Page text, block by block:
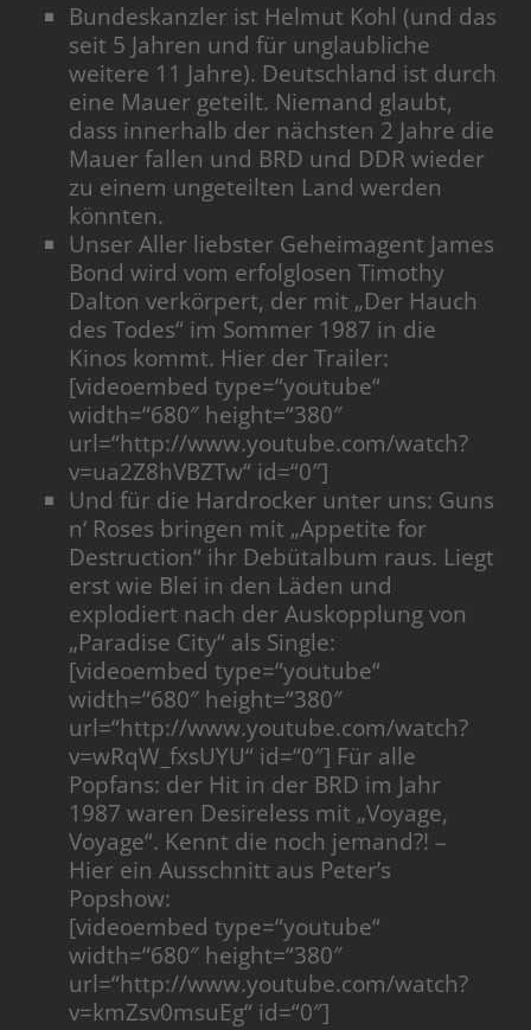
Bundeskanzler ist Helmut Kohl (und das
seit 5 Jahren und für unglaubliche
weitere 11 Jahre). Deutschland ist durch
eine Mauer geteilt. Niemand glaubt,
dass innerhalb der nächsten 2 Jahre die
Mauer fallen und BRD und DDR wieder
zu einem ungeteilten Land werden
könnten.
Unser Aller liebster Geheimagent James
Bond wird vom erfolglosen Timothy
Dalton verkörpert, der mit „Der Hauch
des Todes“ im Sommer 1987 in die
Kinos kommt. Hier der Trailer:
[videoembed type=“youtube“
width=“680″ height=“380″
url=“http://www.youtube.com/watch?
v=ua2Z8hVBZTw“ id=“0″]
Und für die Hardrocker unter uns: Guns
n‘ Roses bringen mit „Appetite for
Destruction“ ihr Debütalbum raus. Liegt
erst wie Blei in den Läden und
explodiert nach der Auskopplung von
„Paradise City“ als Single:
[videoembed type=“youtube“
width=“680″ height=“380″
url=“http://www.youtube.com/watch?
v=wRqW_fxsUYU“ id=“0″] Für alle
Popfans: der Hit in der BRD im Jahr
1987 waren Desireless mit „Voyage,
Voyage“. Kennt die noch jemand?! –
Hier ein Ausschnitt aus Peter’s
Popshow:
[videoembed type=“youtube“
width=“680″ height=“380″
url=“http://www.youtube.com/watch?
v=kmZsv0msuEg“ id=“0″]